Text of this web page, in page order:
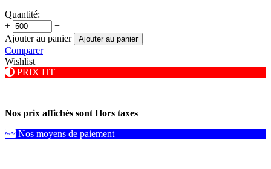
Quantité:
+
−
Ajouter au panier
Ajouter au panier
Comparer
Wishlist
PRIX HT
Nos prix affichés sont Hors taxes
Nos moyens de paiement